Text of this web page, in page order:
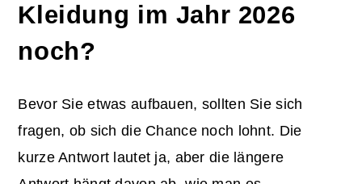
Kleidung im Jahr 2026
noch?
Bevor Sie etwas aufbauen, sollten Sie sich
fragen, ob sich die Chance noch lohnt. Die
kurze Antwort lautet ja, aber die längere